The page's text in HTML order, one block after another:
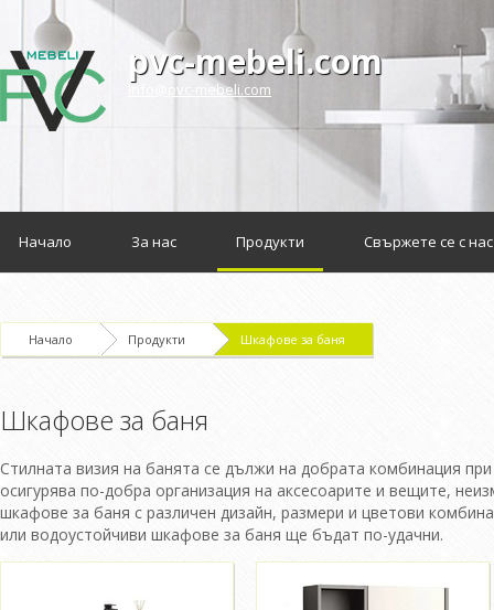
pvc-mebeli.com
info@pvc-mebeli.com
Начало За нас Продукти Свържете се с нас
Начало Продукти Шкафове за баня
Шкафове за баня
Стилната визия на банята се дължи на добрата комбинация
осигурява по-добра организация на аксесоарите и вещите,
шкафове за баня с различен дизайн, размери и цветови
или водоустойчиви шкафове за баня ще бъдат по-удачни.